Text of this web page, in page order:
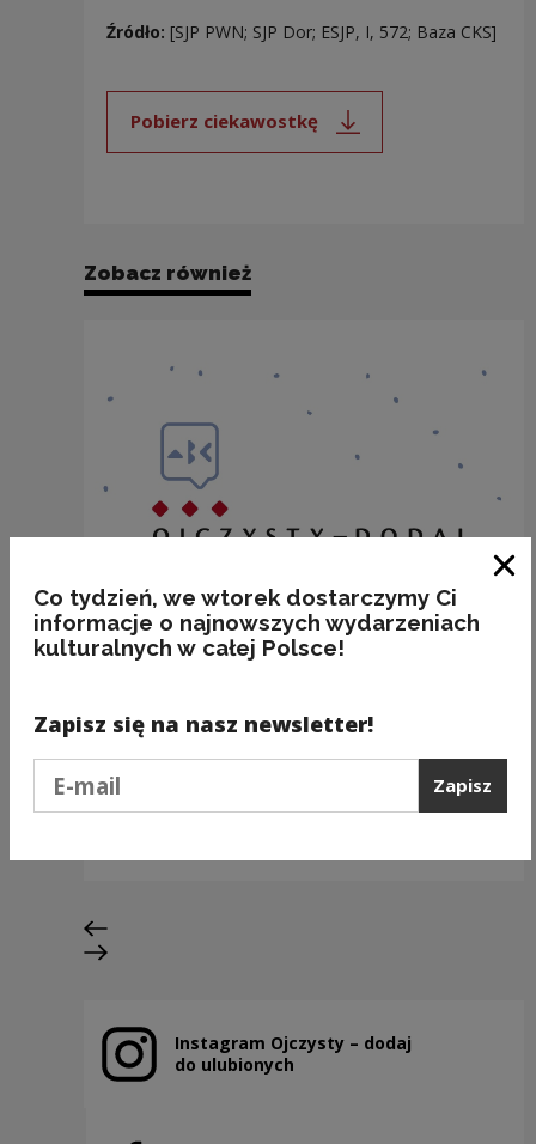
Źródło: [SJP PWN; SJP Dor; ESJP, I, 572; Baza CKS]
Pobierz ciekawostkę
Uwaga, link zostanie otwarty
Zobacz również
A CIOTKA IDALIA JEŚĆ KURKOM SYPIE...
Poprzedni slajd
Następny slajd
Instagram Ojczysty – dodaj
do ulubionych
Uwaga, link zostanie otwarty w nowym oknie
Co tydzień, we wtorek dostarczymy Ci
informacje o najnowszych wydarzeniach
kulturalnych w całej Polsce!
Zapisz się na nasz newsletter!
Zapisz